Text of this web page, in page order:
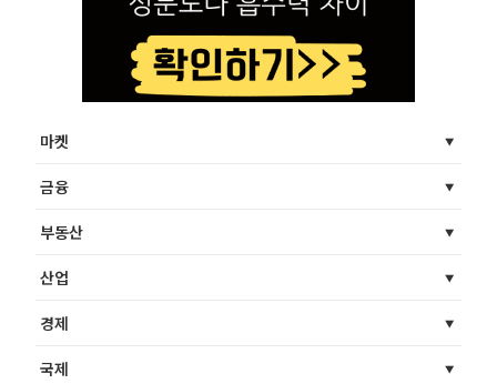
마켓
금융
부동산
산업
경제
국제